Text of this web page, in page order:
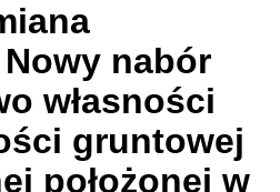
nabór
własności
gruntowej
położonej w